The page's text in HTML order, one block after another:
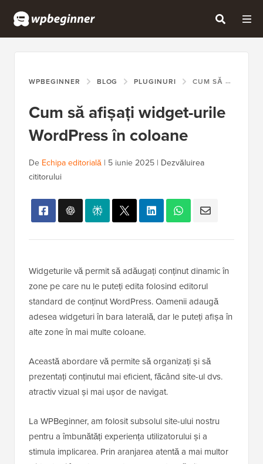
WPBEGINNER BLOG PLUGINURI CUM SĂ AFIȘAȚI WIDGET-URILE WORDPRESS ÎN COLOANE
Cum să afișați widget-urile
WordPress în coloane
De Echipa editorială | 5 iunie 2025 | Dezvăluirea
cititorului
Widgeturile vă permit să adăugați conținut dinamic în
zone pe care nu le puteți edita folosind editorul
standard de conținut WordPress. Oamenii adaugă
adesea widgeturi în bara laterală, dar le puteți afișa în
alte zone în mai multe coloane.
Această abordare vă permite să organizați și să
prezentați conținutul mai eficient, făcând site-ul dvs.
atractiv vizual și mai ușor de navigat.
La WPBeginner, am folosit subsolul site-ului nostru
pentru a îmbunătăți experiența utilizatorului și a
stimula implicarea. Prin aranjarea atentă a mai multor